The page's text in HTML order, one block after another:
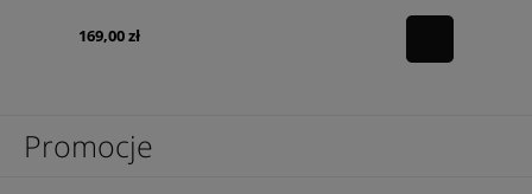
169,00 zł
Promocje